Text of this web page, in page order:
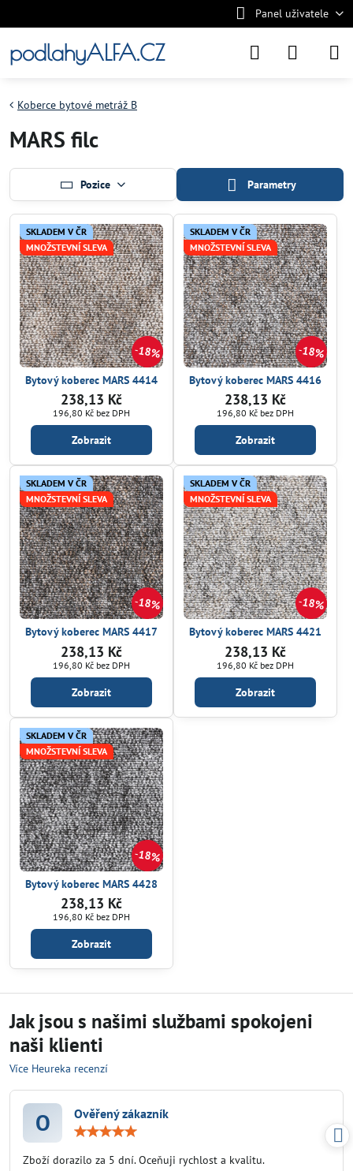
Panel uživatele
podlahyALFA.CZ
Koberce bytové metráž B
MARS filc
Pozice Parametry
18%
SKLADEM V ČR
MNOŽSTEVNÍ SLEVA
Bytový koberec MARS 4414
238,13 Kč
196,80 Kč bez DPH
Zobrazit
18%
SKLADEM V ČR
MNOŽSTEVNÍ SLEVA
Bytový koberec MARS 4416
238,13 Kč
196,80 Kč bez DPH
Zobrazit
18%
SKLADEM V ČR
MNOŽSTEVNÍ SLEVA
Bytový koberec MARS 4417
238,13 Kč
196,80 Kč bez DPH
Zobrazit
18%
SKLADEM V ČR
MNOŽSTEVNÍ SLEVA
Bytový koberec MARS 4421
238,13 Kč
196,80 Kč bez DPH
Zobrazit
18%
SKLADEM V ČR
MNOŽSTEVNÍ SLEVA
Bytový koberec MARS 4428
238,13 Kč
196,80 Kč bez DPH
Zobrazit
Jak jsou s našimi službami spokojeni
naši klienti
Více Heureka recenzí
O Ověřený zákazník
5
Zboží dorazilo za 5 dní. Oceňuji rychlost a kvalitu.